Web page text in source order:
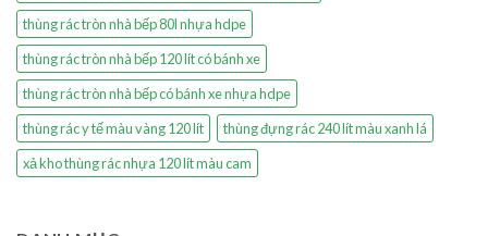
thùng rác tròn nhà bếp 80l nhựa hdpe
thùng rác tròn nhà bếp 120 lít có bánh xe
thùng rác tròn nhà bếp có bánh xe nhựa hdpe
thùng rác y tế màu vàng 120 lít
thùng đựng rác 240 lít màu xanh lá
xả kho thùng rác nhựa 120 lít màu cam